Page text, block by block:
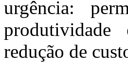
urgência:
redução de